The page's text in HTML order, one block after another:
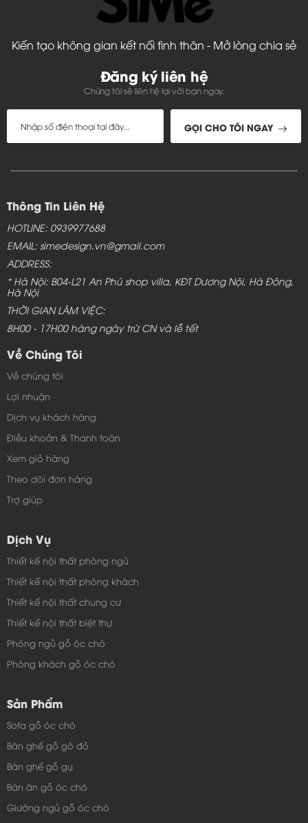
Kiến tạo không gian kết nối tình thân - Mở lòng chia sẻ
Đăng ký liên hệ
Chúng tôi sẽ liên hệ lại với bạn ngay.
GỌI CHO TÔI NGAY
Thông Tin Liên Hệ
HOTLINE: 0939977688
EMAIL: simedesign.vn@gmail.com
ADDRESS:
* Hà Nội: B04-L21 An Phú shop villa, KĐT Dương Nội, Hà Đông,
Hà Nội
THỜI GIAN LÀM VIỆC:
8H00 - 17H00 hàng ngày trừ CN và lễ tết
Về Chúng Tôi
Về chúng tôi
Lợi nhuận
Dịch vụ khách hàng
Điều khoản & Thanh toán
Xem giỏ hàng
Theo dõi đơn hàng
Trợ giúp
Dịch Vụ
Thiết kế nội thất phòng ngủ
Thiết kế nội thất phòng khách
Thiết kế nội thất chung cư
Thiết kế nội thất biệt thự
Phòng ngủ gỗ óc chó
Phòng khách gỗ óc chó
Sản Phẩm
Sofa gỗ óc chó
Bàn ghế gỗ gõ đỏ
Bàn ghế gỗ gụ
Bàn ăn gỗ óc chó
Giường ngủ gỗ óc chó